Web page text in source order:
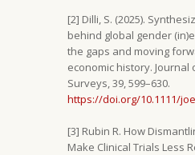
[2] Dilli, S. (2025).
behind global gender
the gaps and moving
economic history. Journal
Surveys, 39, 599–630.
https://doi.org/10.1111/
[3] Rubin R. How
Make Clinical Trials Less